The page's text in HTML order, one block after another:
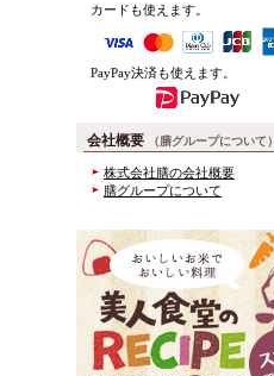
カードも使えます。
PayPay決済も使えます。
会社概要 （膳グループについて）
株式会社膳の会社概要
膳グループについて